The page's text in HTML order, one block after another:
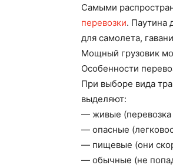
Самыми
перевозки. Паутина
для самолета,
Мощный грузовик
Особенности
При выборе вида
выделяют:
— живые (перевозка
— опасные
— пищевые (они
— обычные (не